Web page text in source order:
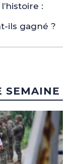
:
ils gagné ?
SEMAINE